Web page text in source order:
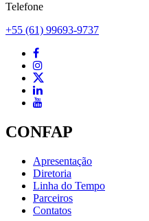
Telefone
+55 (61) 99693-9737
CONFAP
Apresentação
Diretoria
Linha do Tempo
Parceiros
Contatos